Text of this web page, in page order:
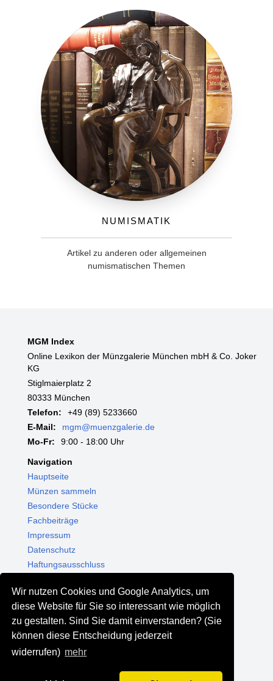
Wir nutzen Cookies und Google Analytics, um
diese Website für Sie so interessant wie möglich
zu gestalten. Sind Sie damit einverstanden? (Sie
können diese Entscheidung jederzeit
widerrufen) mehr
Numismatik
Artikel zu anderen oder allgemeinen
numismatischen Themen
MGM Index
Online Lexikon der Münzgalerie München mbH & Co. Joker
KG
Stiglmaierplatz 2
80333 München
Telefon:
+49 (89) 5233660
E-Mail:
mgm@muenzgalerie.de
Mo-Fr:
9:00 - 18:00 Uhr
Navigation
Hauptseite
Münzen sammeln
Besondere Stücke
Fachbeiträge
Impressum
Datenschutz
Haftungsausschluss
Shop - Online kaufen
Münzgalerie München
MGM Schmuck
MGM Pfand